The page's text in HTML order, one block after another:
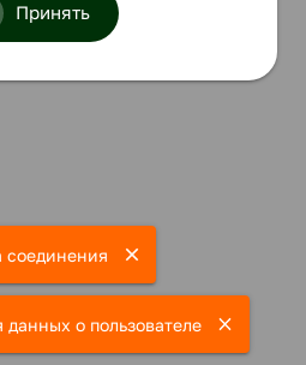
о пользователе
Принять